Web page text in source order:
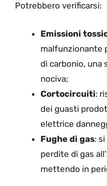
Potrebbero verificarsi:
Emissioni
malfunzionante
di carbonio, una
nociva;
Cortocircuiti:
dei guasti
elettrice
Fughe di gas:
perdite di gas
mettendo in